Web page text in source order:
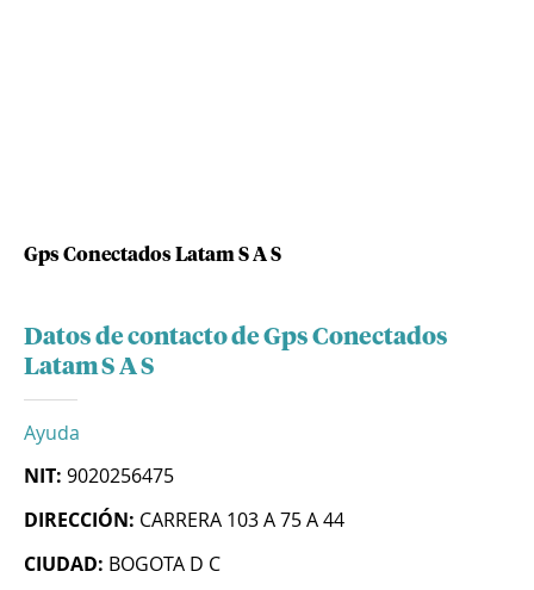
Gps Conectados Latam S A S
Datos de contacto de Gps Conectados
Latam S A S
Ayuda
NIT: 9020256475
DIRECCIÓN: CARRERA 103 A 75 A 44
CIUDAD: BOGOTA D C